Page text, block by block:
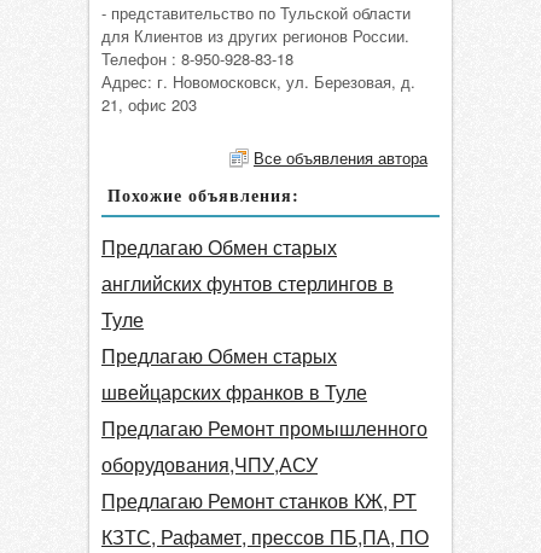
- представительство по Тульской области
для Клиентов из других регионов России.
Телефон : 8-950-928-83-18
Адрес: г. Новомосковск, ул. Березовая, д.
21, офис 203
Все объявления автора
Похожие объявления:
Предлагаю Обмен старых
английских фунтов стерлингов в
Туле
Предлагаю Обмен старых
швейцарских франков в Туле
Предлагаю Ремонт промышленного
оборудования,ЧПУ,АСУ
Предлагаю Ремонт станков КЖ, РТ
КЗТС, Рафамет, прессов ПБ,ПА, ПО